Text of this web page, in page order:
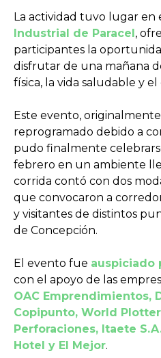
La actividad tuvo lugar en
Industrial de Paracel,
participantes la
disfrutar de una mañana
física, la vida saludable y
Este evento,
reprogramado debido a
pudo finalmente
febrero en un ambiente
corrida contó con dos
que convocaron a
y visitantes de distintos
de Concepción.
El evento fue auspiciado
con el apoyo de las
OAC Emprendimientos,
Copipunto, World
Perforaciones, Itaete
Hotel y El Mejor.